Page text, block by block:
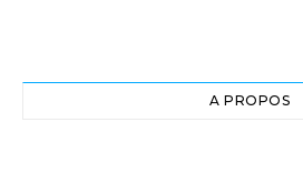
A PROPOS